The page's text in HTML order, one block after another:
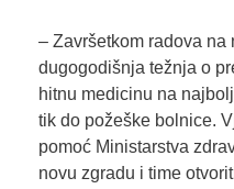
– Završetkom radova na
dugogodišnja težnja o
hitnu medicinu na
tik do požeške bolnice.
pomoć Ministarstva
novu zgradu i time